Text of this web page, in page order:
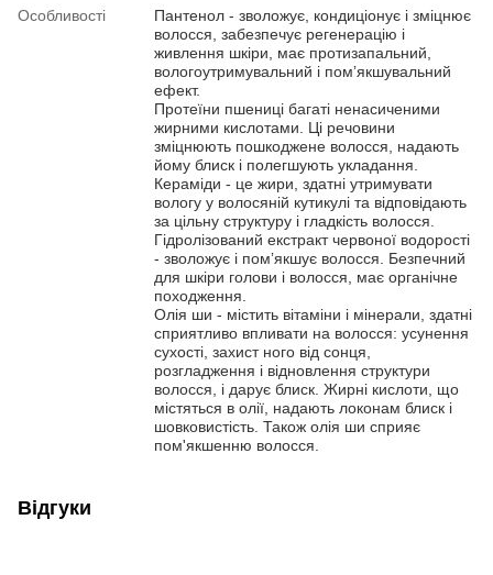
Особливості
Пантенол - зволожує, кондиціонує і зміцнює
волосся, забезпечує регенерацію і
живлення шкіри, має протизапальний,
вологоутримувальний і помʼякшувальний
ефект.
Протеїни пшениці багаті ненасиченими
жирними кислотами. Ці речовини
зміцнюють пошкоджене волосся, надають
йому блиск і полегшують укладання.
Кераміди - це жири, здатні утримувати
вологу у волосяній кутикулі та відповідають
за цільну структуру і гладкість волосся.
Гідролізований екстракт червоної водорості
- зволожує і помʼякшує волосся. Безпечний
для шкіри голови і волосся, має органічне
походження.
Олія ши - містить вітаміни і мінерали, здатні
сприятливо впливати на волосся: усунення
сухості, захист ного від сонця,
розгладження і відновлення структури
волосся, і дарує блиск. Жирні кислоти, що
містяться в олії, надають локонам блиск і
шовковистість. Також олія ши сприяє
пом'якшенню волосся.
Відгуки